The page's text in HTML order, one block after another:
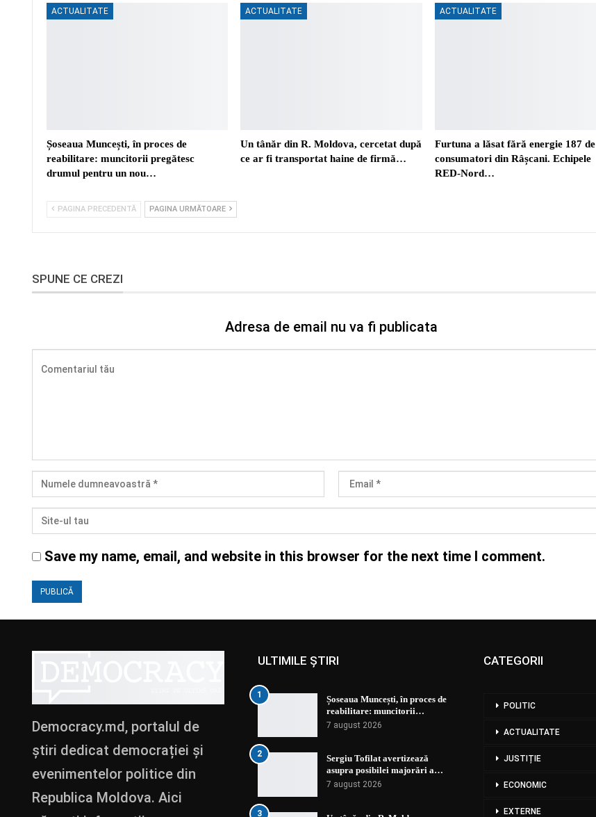
ACTUALITATE
Șoseaua Muncești, în proces de
reabilitare: muncitorii pregătesc
drumul pentru un nou…
ACTUALITATE
Un tânăr din R. Moldova, cercetat după
ce ar fi transportat haine de firmă…
ACTUALITATE
Furtuna a lăsat fără energie 187 de
consumatori din Râșcani. Echipele
RED-Nord…
PAGINA PRECEDENTĂ PAGINA URMĂTOARE
SPUNE CE CREZI
Adresa de email nu va fi publicata
Save my name, email, and website in this browser for the next time I comment.
Democracy.md, portalul de
știri dedicat democrației și
evenimentelor politice din
Republica Moldova. Aici
ULTIMILE ȘTIRI
1
Șoseaua Muncești, în proces de
reabilitare: muncitorii…
7 august 2026
2
Sergiu Tofilat avertizează
asupra posibilei majorări a…
7 august 2026
3
CATEGORII
POLITIC
ACTUALITATE
JUSTIȚIE
ECONOMIC
EXTERNE